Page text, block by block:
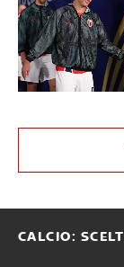
CALCIO: